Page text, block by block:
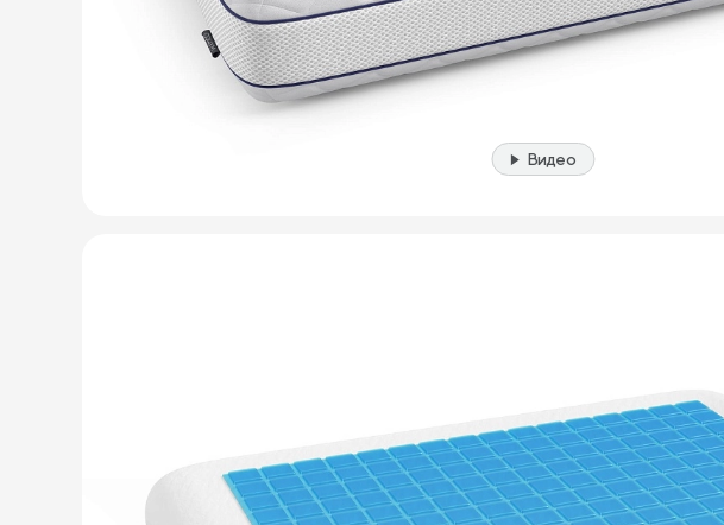
Видео